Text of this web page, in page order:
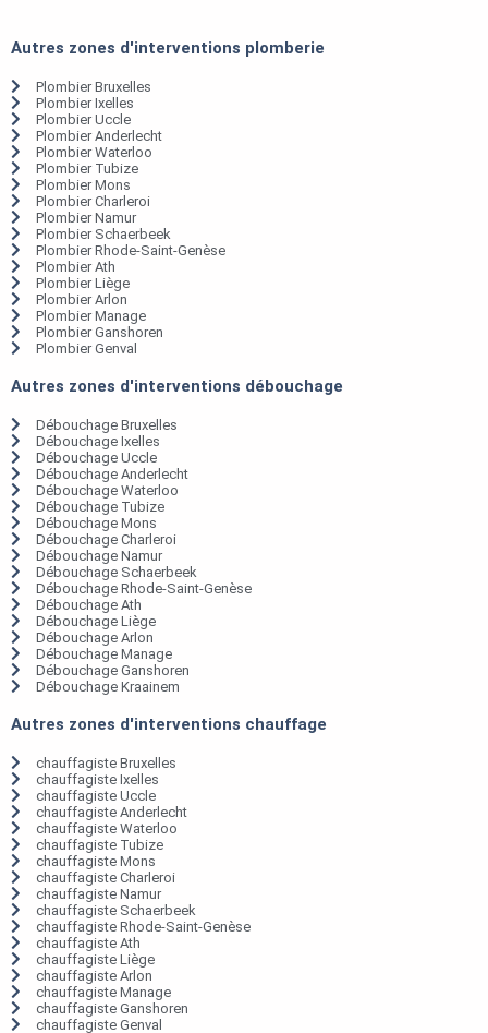
Autres zones d'interventions plomberie
Plombier Bruxelles
Plombier Ixelles
Plombier Uccle
Plombier Anderlecht
Plombier Waterloo
Plombier Tubize
Plombier Mons
Plombier Charleroi
Plombier Namur
Plombier Schaerbeek
Plombier Rhode-Saint-Genèse
Plombier Ath
Plombier Liège
Plombier Arlon
Plombier Manage
Plombier Ganshoren
Plombier Genval
Autres zones d'interventions débouchage
Débouchage Bruxelles
Débouchage Ixelles
Débouchage Uccle
Débouchage Anderlecht
Débouchage Waterloo
Débouchage Tubize
Débouchage Mons
Débouchage Charleroi
Débouchage Namur
Débouchage Schaerbeek
Débouchage Rhode-Saint-Genèse
Débouchage Ath
Débouchage Liège
Débouchage Arlon
Débouchage Manage
Débouchage Ganshoren
Débouchage Kraainem
Autres zones d'interventions chauffage
chauffagiste Bruxelles
chauffagiste Ixelles
chauffagiste Uccle
chauffagiste Anderlecht
chauffagiste Waterloo
chauffagiste Tubize
chauffagiste Mons
chauffagiste Charleroi
chauffagiste Namur
chauffagiste Schaerbeek
chauffagiste Rhode-Saint-Genèse
chauffagiste Ath
chauffagiste Liège
chauffagiste Arlon
chauffagiste Manage
chauffagiste Ganshoren
chauffagiste Genval